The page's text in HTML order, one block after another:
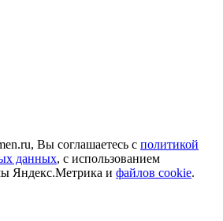
Вы соглашаетесь с политикой
данных, с использованием
Яндекс.Метрика и файлов cookie.